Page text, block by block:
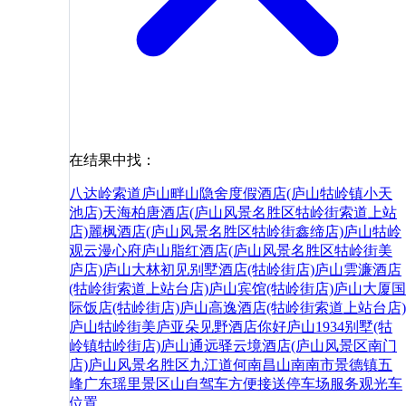
在结果中找：
八达岭索道庐山畔山隐舍度假酒店(庐山牯岭镇小天
池店)天海柏唐酒店(庐山风景名胜区牯岭街索道上站
店)麗枫酒店(庐山风景名胜区牯岭街鑫缔店)庐山牯岭
观云漫心府庐山脂红酒店(庐山风景名胜区牯岭街美
庐店)庐山大林初见别墅酒店(牯岭街店)庐山雲濂酒店
(牯岭街索道上站台店)庐山宾馆(牯岭街店)庐山大厦国
际饭店(牯岭街店)庐山高逸酒店(牯岭街索道上站台店)
庐山牯岭街美庐亚朵见野酒店你好庐山1934别墅(牯
岭镇牯岭街店)庐山通远驿云境酒店(庐山风景区南门
店)庐山风景名胜区九江道何南昌山南南市景德镇五
峰广东瑶里景区山自驾车方便接送停车场服务观光车
位置